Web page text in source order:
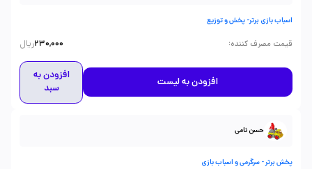
اسباب بازی برتر- پخش و توزیع
قیمت مصرف کننده:
230,000ریال
افزودن به لیست
افزودن به
سبد
حسن نامی
پخش برتر - سرگرمی و اسباب بازی